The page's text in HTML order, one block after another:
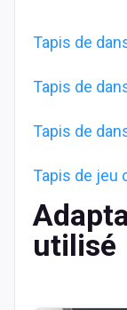
Tapis de
Tapis de
Tapis de
Tapis de jeu
utilisé